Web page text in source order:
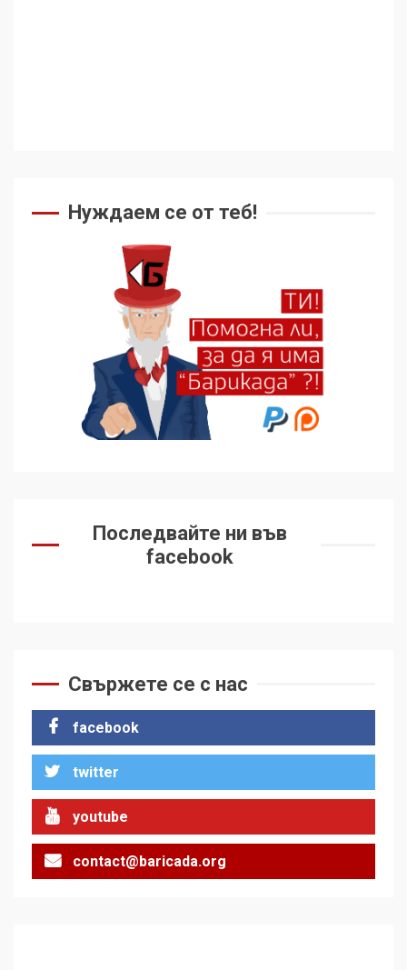
Нуждаем се от теб!
Последвайте ни във
facebook
Свържете се с нас
facebook
twitter
youtube
contact@baricada.org